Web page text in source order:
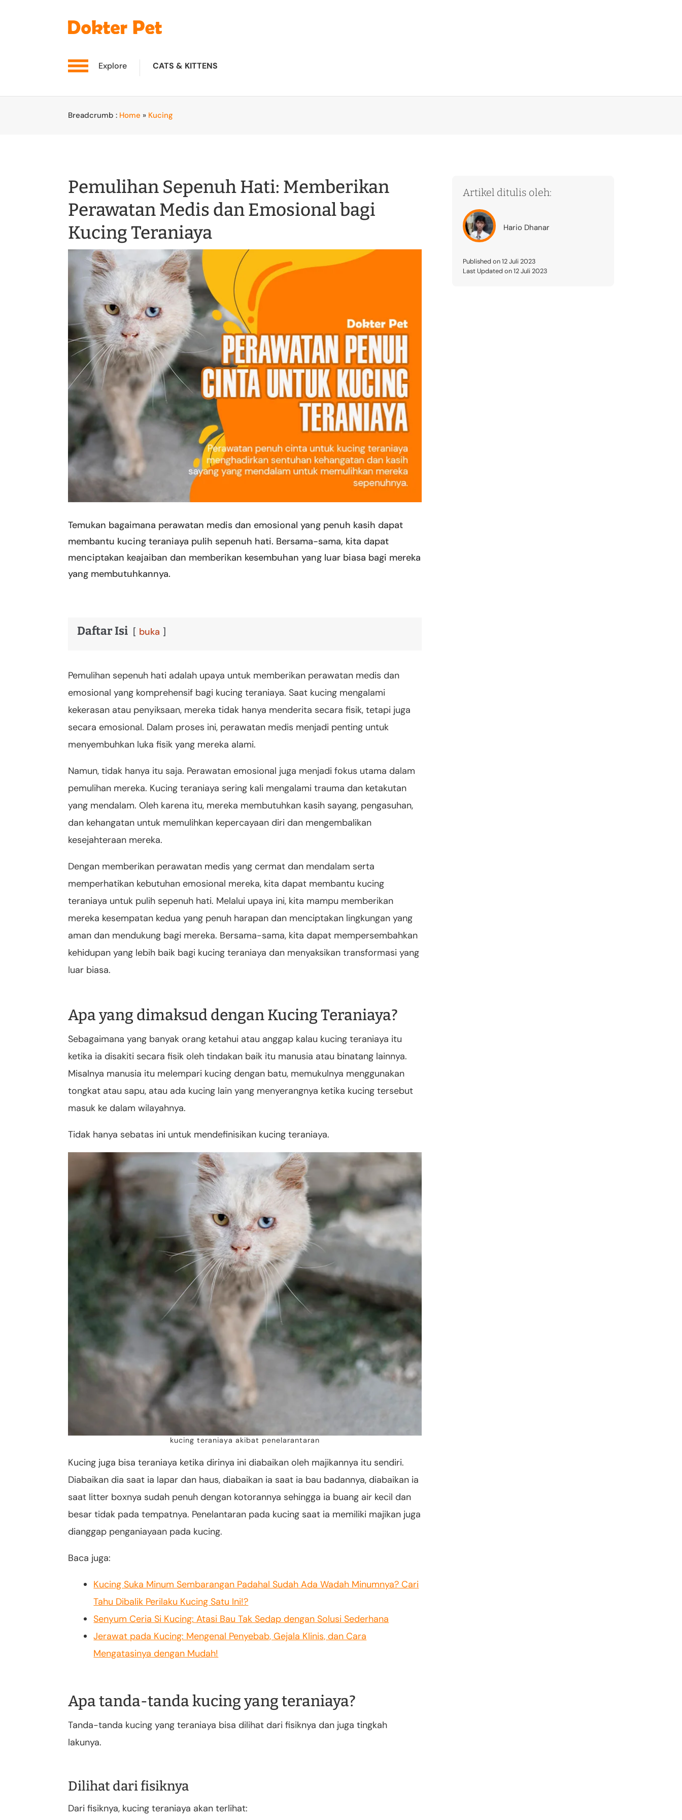
Explore CATS & KITTENS
Breadcrumb : Home » Kucing
Pemulihan Sepenuh Hati: Memberikan
Perawatan Medis dan Emosional bagi
Kucing Teraniaya
Temukan bagaimana perawatan medis dan emosional yang penuh kasih dapat
membantu kucing teraniaya pulih sepenuh hati. Bersama-sama, kita dapat
menciptakan keajaiban dan memberikan kesembuhan yang luar biasa bagi mereka
yang membutuhkannya.
Artikel ditulis oleh:
Hario Dhanar
Published on 12 Juli 2023
Last Updated on 12 Juli 2023
Daftar Isi buka
Pemulihan sepenuh hati adalah upaya untuk memberikan perawatan medis dan
emosional yang komprehensif bagi kucing teraniaya. Saat kucing mengalami
kekerasan atau penyiksaan, mereka tidak hanya menderita secara fisik, tetapi juga
secara emosional. Dalam proses ini, perawatan medis menjadi penting untuk
menyembuhkan luka fisik yang mereka alami.
Namun, tidak hanya itu saja. Perawatan emosional juga menjadi fokus utama dalam
pemulihan mereka. Kucing teraniaya sering kali mengalami trauma dan ketakutan
yang mendalam. Oleh karena itu, mereka membutuhkan kasih sayang, pengasuhan,
dan kehangatan untuk memulihkan kepercayaan diri dan mengembalikan
kesejahteraan mereka.
Dengan memberikan perawatan medis yang cermat dan mendalam serta
memperhatikan kebutuhan emosional mereka, kita dapat membantu kucing
teraniaya untuk pulih sepenuh hati. Melalui upaya ini, kita mampu memberikan
mereka kesempatan kedua yang penuh harapan dan menciptakan lingkungan yang
aman dan mendukung bagi mereka. Bersama-sama, kita dapat mempersembahkan
kehidupan yang lebih baik bagi kucing teraniaya dan menyaksikan transformasi yang
luar biasa.
Apa yang dimaksud dengan Kucing Teraniaya?
Sebagaimana yang banyak orang ketahui atau anggap kalau kucing teraniaya itu
ketika ia disakiti secara fisik oleh tindakan baik itu manusia atau binatang lainnya.
Misalnya manusia itu melempari kucing dengan batu, memukulnya menggunakan
tongkat atau sapu, atau ada kucing lain yang menyerangnya ketika kucing tersebut
masuk ke dalam wilayahnya.
Tidak hanya sebatas ini untuk mendefinisikan kucing teraniaya.
kucing teraniaya akibat penelarantaran
Kucing juga bisa teraniaya ketika dirinya ini diabaikan oleh majikannya itu sendiri.
Diabaikan dia saat ia lapar dan haus, diabaikan ia saat ia bau badannya, diabaikan ia
saat litter boxnya sudah penuh dengan kotorannya sehingga ia buang air kecil dan
besar tidak pada tempatnya. Penelantaran pada kucing saat ia memiliki majikan juga
dianggap penganiayaan pada kucing.
Baca juga:
Kucing Suka Minum Sembarangan Padahal Sudah Ada Wadah Minumnya? Cari
Tahu Dibalik Perilaku Kucing Satu Ini!?
Senyum Ceria Si Kucing: Atasi Bau Tak Sedap dengan Solusi Sederhana
Jerawat pada Kucing: Mengenal Penyebab, Gejala Klinis, dan Cara
Mengatasinya dengan Mudah!
Apa tanda-tanda kucing yang teraniaya?
Tanda-tanda kucing yang teraniaya bisa dilihat dari fisiknya dan juga tingkah
lakunya.
Dilihat dari fisiknya
Dari fisiknya, kucing teraniaya akan terlihat: